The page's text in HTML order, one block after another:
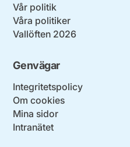
Vår politik
Våra politiker
Vallöften 2026
Genvägar
Integritetspolicy
Om cookies
Mina sidor
Intranätet